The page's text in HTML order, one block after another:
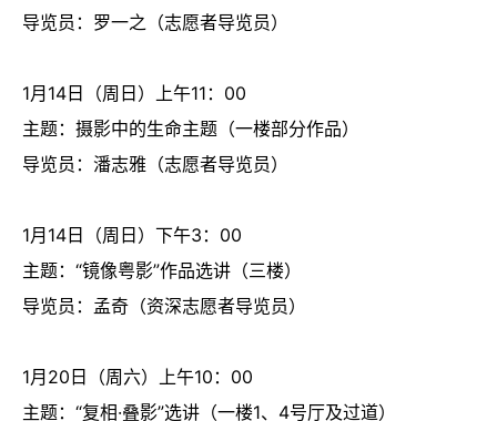
导览员：罗一之（志愿者导览员）
1月14日（周日）上午11：00
主题：摄影中的生命主题（一楼部分作品）
导览员：潘志雅（志愿者导览员）
1月 14 日（周日）下午3 ： 00
主题：“镜像粤影”作品选讲（三楼）
导览员：孟奇（资深志愿者导览员）
1月20日（周六）上午10：00
主题：“复相·叠影”选讲（一楼1、 4号厅及过道）